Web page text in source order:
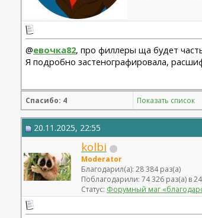
@евочка82, про филлеры ща будет
Я подробно застенографировала,
Спасибо: 4 Показать список
20.11.2025, 22:55
kolbi
Moderator
Благодарил(а): 28 384 раз(а)
Поблагодарили: 74 326 раз(а) в
Статус: Форумный маг